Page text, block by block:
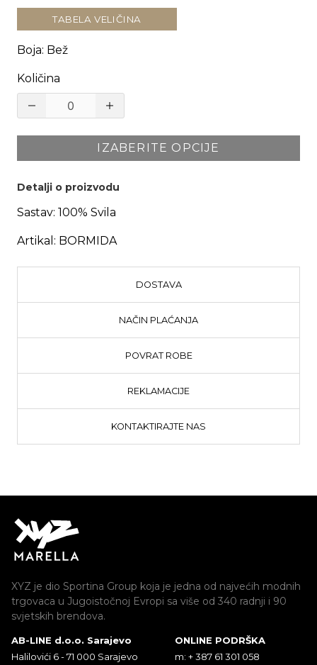
TABELA VELIČINA
Boja: Bež
Količina
IZABERITE OPCIJE
Detalji o proizvodu
Sastav: 100% Svila
Artikal: BORMIDA
DOSTAVA
NAČIN PLAĆANJA
POVRAT ROBE
REKLAMACIJE
KONTAKTIRAJTE NAS
XYZ je dio Sportina Group koja je jedna od najvećih modnih
trgovaca u Jugoistočnoj Evropi sa više od 340 radnji i 90
svjetskih brendova.
AB-LINE d.o.o. Sarajevo
Halilovići 6 - 71 000 Sarajevo
ONLINE PODRŠKA
m: + 387 61 301 058